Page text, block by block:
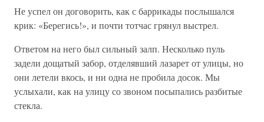
Не успел он договорить, как с баррикады послышался
крик: «Берегись!», и почти тотчас грянул выстрел.
Ответом на него был сильный залп. Несколько пуль
задели дощатый забор, отделявший лазарет от улицы, но
они летели вкось, и ни одна не пробила досок. Мы
услыхали, как на улицу со звоном посыпались разбитые
стекла.